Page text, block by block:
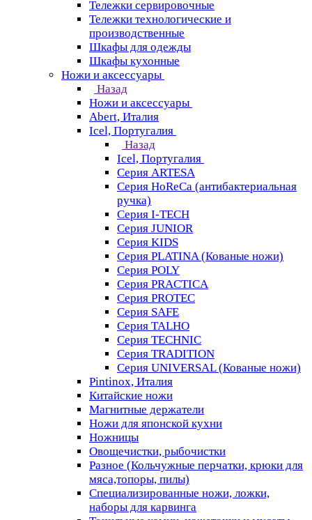
Тележки сервировочные
Тележки технологические и
производственные
Шкафы для одежды
Шкафы кухонные
Ножи и аксессуары
Назад
Ножи и аксессуары
Abert, Италия
Icel, Португалия
Назад
Icel, Португалия
Серия ARTESA
Серия HoReCa (антибактериальная
ручка)
Серия I-TECH
Серия JUNIOR
Серия KIDS
Серия PLATINA (Кованые ножи)
Серия POLY
Серия PRACTICA
Серия PROTEC
Серия SAFE
Серия TALHO
Серия TECHNIC
Серия TRADITION
Серия UNIVERSAL (Кованые ножи)
Pintinox, Италия
Китайские ножи
Магнитные держатели
Ножи для японской кухни
Ножницы
Овощечистки, рыбочистки
Разное (Кольчужные перчатки, крюки для
мяса,топоры, пилы)
Специализированные ножи, ложки,
наборы для карвинга